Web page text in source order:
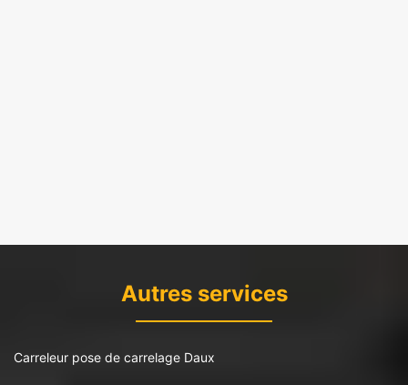
Autres services
Carreleur pose de carrelage Daux